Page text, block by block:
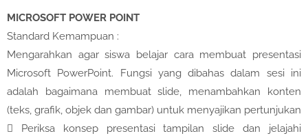
MICROSOFT POWER POINT
Standard Kemampuan :
Mengarahkan agar siswa belajar cara membuat presentasi
Microsoft PowerPoint. Fungsi yang dibahas dalam sesi ini
adalah bagaimana membuat slide, menambahkan konten
(teks, grafik, objek dan gambar) untuk menyajikan pertunjukan

Periksa konsep presentasi tampilan slide dan jelajahi